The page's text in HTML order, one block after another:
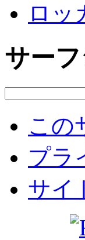
ロッ
サー
この
プラ
サイ